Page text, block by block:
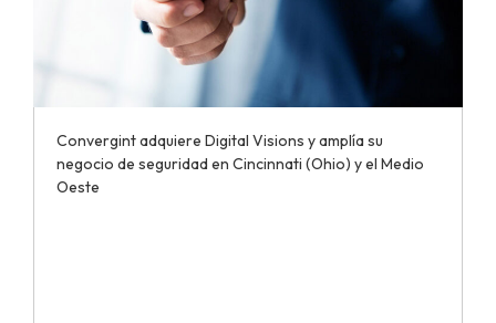
Convergint adquiere Digital Visions y amplía su
negocio de seguridad en Cincinnati (Ohio) y el Medio
Oeste